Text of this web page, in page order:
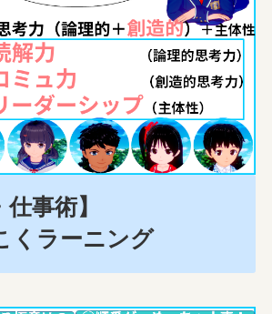
仕事術】
ラーニング